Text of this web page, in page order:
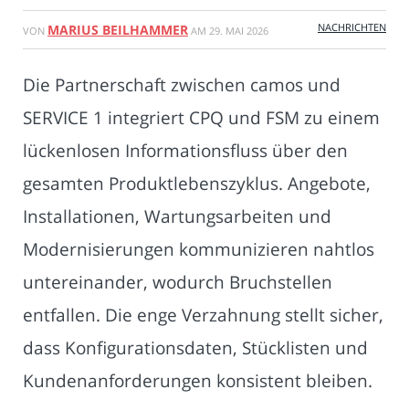
VON MARIUS BEILHAMMER AM 29. MAI 2026 NACHRICHTEN
Die Partnerschaft zwischen camos und
SERVICE 1 integriert CPQ und FSM zu einem
lückenlosen Informationsfluss über den
gesamten Produktlebenszyklus. Angebote,
Installationen, Wartungsarbeiten und
Modernisierungen kommunizieren nahtlos
untereinander, wodurch Bruchstellen
entfallen. Die enge Verzahnung stellt sicher,
dass Konfigurationsdaten, Stücklisten und
Kundenanforderungen konsistent bleiben.